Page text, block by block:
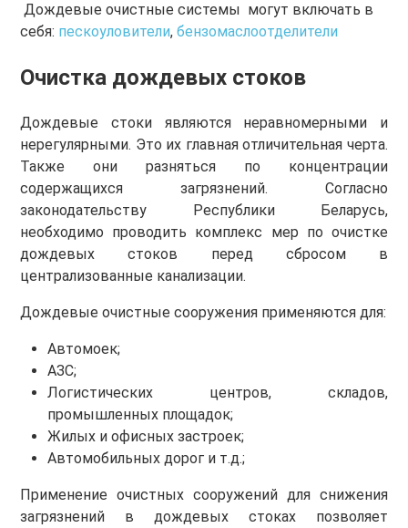
Дождевые очистные системы могут включать в
себя: пескоуловители,бензомаслоотделители
Очистка дождевых стоков
Дождевые стоки являются неравномерными и
нерегулярными. Это их главная отличительная черта.
Также они разняться по концентрации
содержащихся загрязнений. Согласно
законодательству Республики Беларусь,
необходимо проводить комплекс мер по очистке
дождевых стоков перед сбросом в
централизованные канализации.
Дождевые очистные сооружения применяются для:
Автомоек;
АЗС;
Логистических центров, складов,
промышленных площадок;
Жилых и офисных застроек;
Автомобильных дорог и т.д.;
Применение очистных сооружений для снижения
загрязнений в дождевых стоках позволяет